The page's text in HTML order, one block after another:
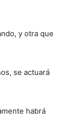
y otra que
se actuará
habrá